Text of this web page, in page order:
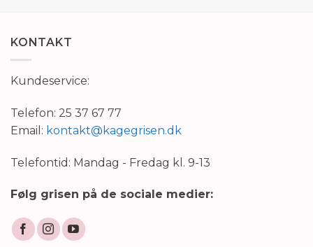
KONTAKT
Kundeservice:
Telefon: 25 37 67 77
Email: kontakt@kagegrisen.dk
Telefontid: Mandag - Fredag kl. 9-13
Følg grisen på de sociale medier: